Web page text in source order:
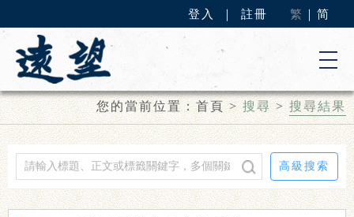
登入 註冊 繁 简
您的當前位置：首頁> 搜尋>搜尋結果
高級搜索